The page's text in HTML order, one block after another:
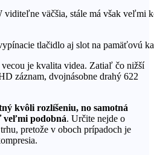
viditeľne väčšia, stále má však veľmi
tlačidlo aj slot na pamäťovú
je kvalita videa. Zatiaľ čo nižší
záznam, dvojnásobne drahý 622
kvôli rozlíšeniu, no samotná
veľmi podobná. Určite nejde o
pretože v oboch prípadoch je